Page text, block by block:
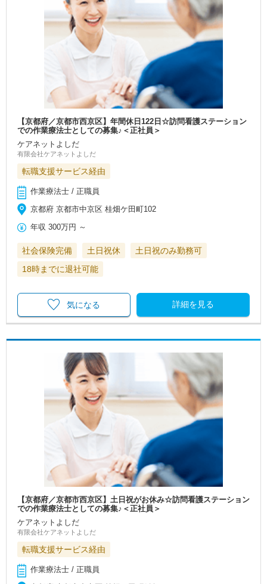
【京都府／京都市西京区】年間休日122日☆訪問看護ステーション
での作業療法士としての募集♪＜正社員＞
ケアネットよしだ
有限会社ケアネットよしだ
転職支援サービス経由
作業療法士 / 正職員
京都府 京都市中京区 桂畑ケ田町102
年収 300万円 ～
社会保険完備 土日祝休
土日祝のみ勤務可
18時までに退社可能
詳細を見る
気になる
【京都府／京都市西京区】土日祝がお休み☆訪問看護ステーション
での作業療法士としての募集♪＜正社員＞
ケアネットよしだ
有限会社ケアネットよしだ
転職支援サービス経由
作業療法士 / 正職員